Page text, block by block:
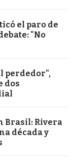
el paro de
"No
perdedor",
dos
Brasil: Rivera
década y